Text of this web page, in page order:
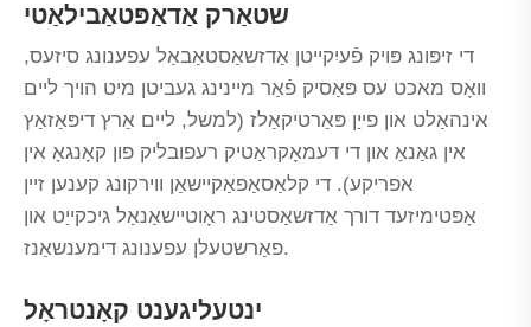
שטאַרק אַדאַפּטאַבילאַטי
די זיפּונג פּויק פֿעיִקייטן אַדזשאַסטאַבאַל עפענונג סיזעס,
וואָס מאכט עס פּאַסיק פֿאַר מיינינג געביטן מיט הויך ליים
אינהאַלט און פייַן פּאַרטיקאַלז (למשל, ליים אַרץ דיפּאַזאַץ
אין גאַנאַ און די דעמאָקראַטיק רעפובליק פון קאָנגאָ אין
אפריקע). די קלאַסאַפאַקיישאַן ווירקונג קענען זיין
אָפּטימיזעד דורך אַדזשאַסטינג ראָוטיישאַנאַל גיכקייַט און
פאַרשטעלן עפענונג דימענשאַנז.
ינטעליגענט קאָנטראָל